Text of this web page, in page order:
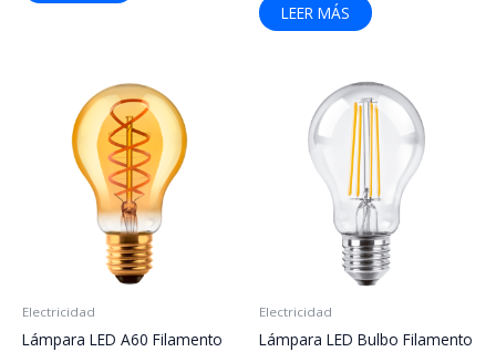
LEER MÁS
Electricidad
Lámpara LED A60 Filamento
Electricidad
Lámpara LED Bulbo Filamento